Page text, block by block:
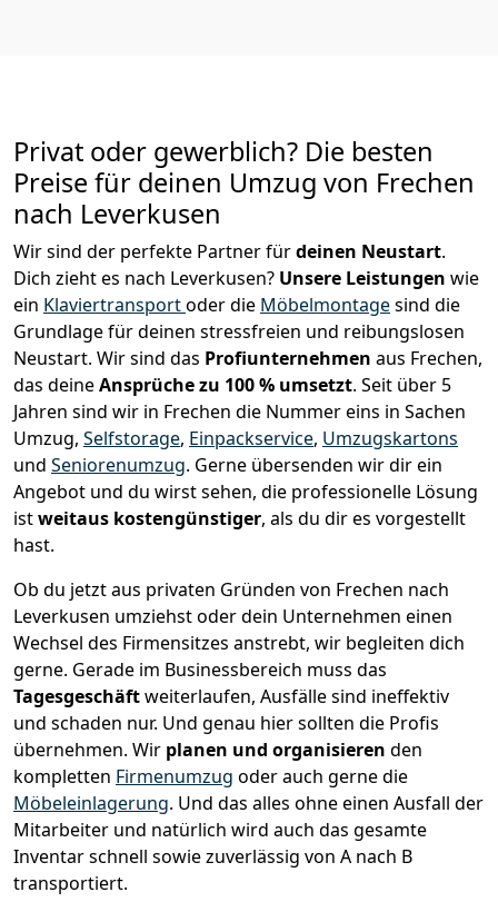
Privat oder gewerblich? Die besten
Preise für deinen Umzug von Frechen
nach Leverkusen
Wir sind der perfekte Partner fürdeinen Neustart.
Dich zieht es nach Leverkusen? Unsere Leistungen wie
ein Klaviertransportoder die Möbelmontagesind die
Grundlage für deinen stressfreien und reibungslosen
Neustart. Wir sind das Profiunternehmen aus Frechen,
das deineAnsprüche zu 100 % umsetzt. Seit über 5
Jahren sind wir in Frechen die Nummer eins in Sachen
Umzug, Selfstorage, Einpackservice, Umzugskartons
und Seniorenumzug. Gerne übersenden wir dir ein
Angebot und du wirst sehen, die professionelle Lösung
istweitaus kostengünstiger, als du dir es vorgestellt
hast.
Ob du jetzt aus privaten Gründen von Frechen nach
Leverkusen umziehst oder dein Unternehmen einen
Wechsel des Firmensitzes anstrebt, wir begleiten dich
gerne. Gerade im Businessbereich muss das
Tagesgeschäftweiterlaufen, Ausfälle sind ineffektiv
und schaden nur. Und genau hier sollten die Profis
übernehmen. Wir planen und organisieren den
kompletten Firmenumzug oder auch gerne die
Möbeleinlagerung. Und das alles ohne einen Ausfall der
Mitarbeiter und natürlich wird auch das gesamte
Inventar schnell sowie zuverlässig von A nach B
transportiert.